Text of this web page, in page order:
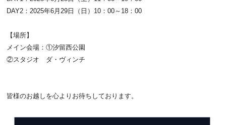
DAY2：2025年6月29日（日）10：00～18：00
【場所】
メイン会場：①汐留西公園
②スタジオ ダ・ヴィンチ
皆様のお越しを心よりお待ちしております。